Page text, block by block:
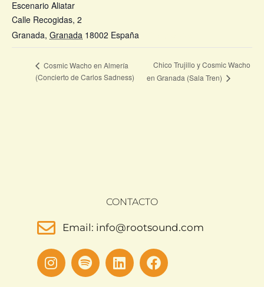
Escenario Aliatar
Calle Recogidas, 2
Granada, Granada 18002 España
Cosmic Wacho en Almería
(Concierto de Carlos Sadness)
Chico Trujillo y Cosmic Wacho
en Granada (Sala Tren)
CONTACTO
Email: info@rootsound.com